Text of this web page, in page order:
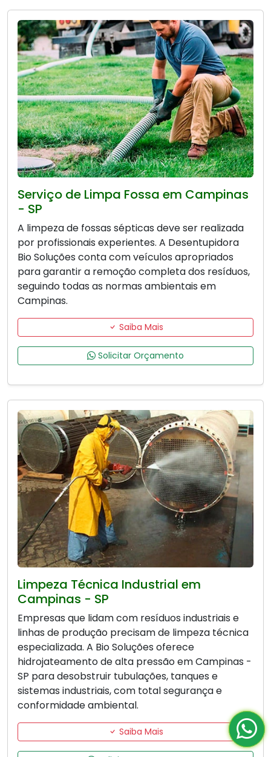
Serviço de Limpa Fossa em Campinas
- SP
A limpeza de fossas sépticas deve ser realizada
por profissionais experientes. A Desentupidora
Bio Soluções conta com veículos apropriados
para garantir a remoção completa dos resíduos,
seguindo todas as normas ambientais em
Campinas.
Saiba Mais
Solicitar Orçamento
Limpeza Técnica Industrial em
Campinas - SP
Empresas que lidam com resíduos industriais e
linhas de produção precisam de limpeza técnica
especializada. A Bio Soluções oferece
hidrojateamento de alta pressão em Campinas -
SP para desobstruir tubulações, tanques e
sistemas industriais, com total segurança e
conformidade ambiental.
Saiba Mais